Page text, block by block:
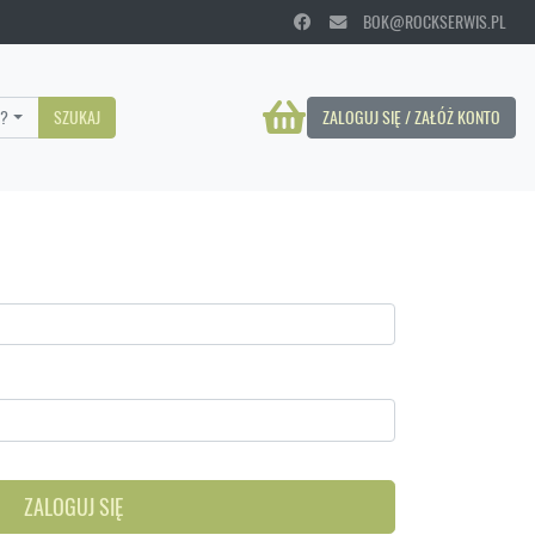
BOK@ROCKSERWIS.PL
ZALOGUJ SIĘ / ZAŁÓŻ KONTO
SZUKAJ
ZALOGUJ SIĘ